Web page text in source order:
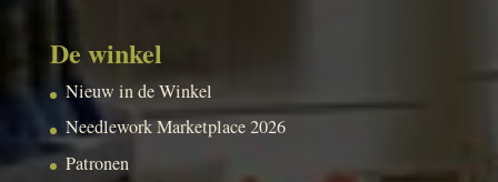
De winkel
Nieuw in de Winkel
Needlework Marketplace 2026
Patronen